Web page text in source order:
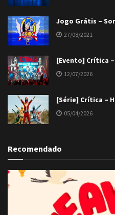
Jogo Grátis –
27/08/2021
[Evento] Crítica –
12/07/2026
[Série] Crítica –
05/04/2026
Recomendado